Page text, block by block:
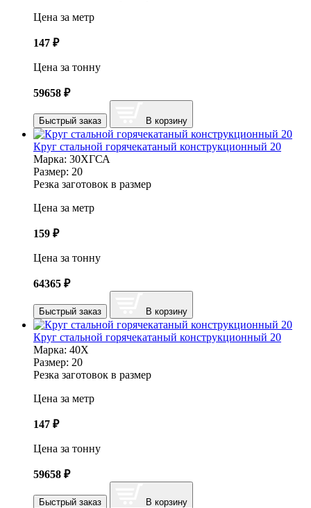
Цена за метр
147 ₽
Цена за тонну
59658 ₽
Быстрый заказ В корзину
Круг стальной горячекатаный конструкционный 20
Марка: 30ХГСА
Размер: 20
Резка заготовок в размер
Цена за метр
159 ₽
Цена за тонну
64365 ₽
Быстрый заказ В корзину
Круг стальной горячекатаный конструкционный 20
Марка: 40Х
Размер: 20
Резка заготовок в размер
Цена за метр
147 ₽
Цена за тонну
59658 ₽
Быстрый заказ В корзину